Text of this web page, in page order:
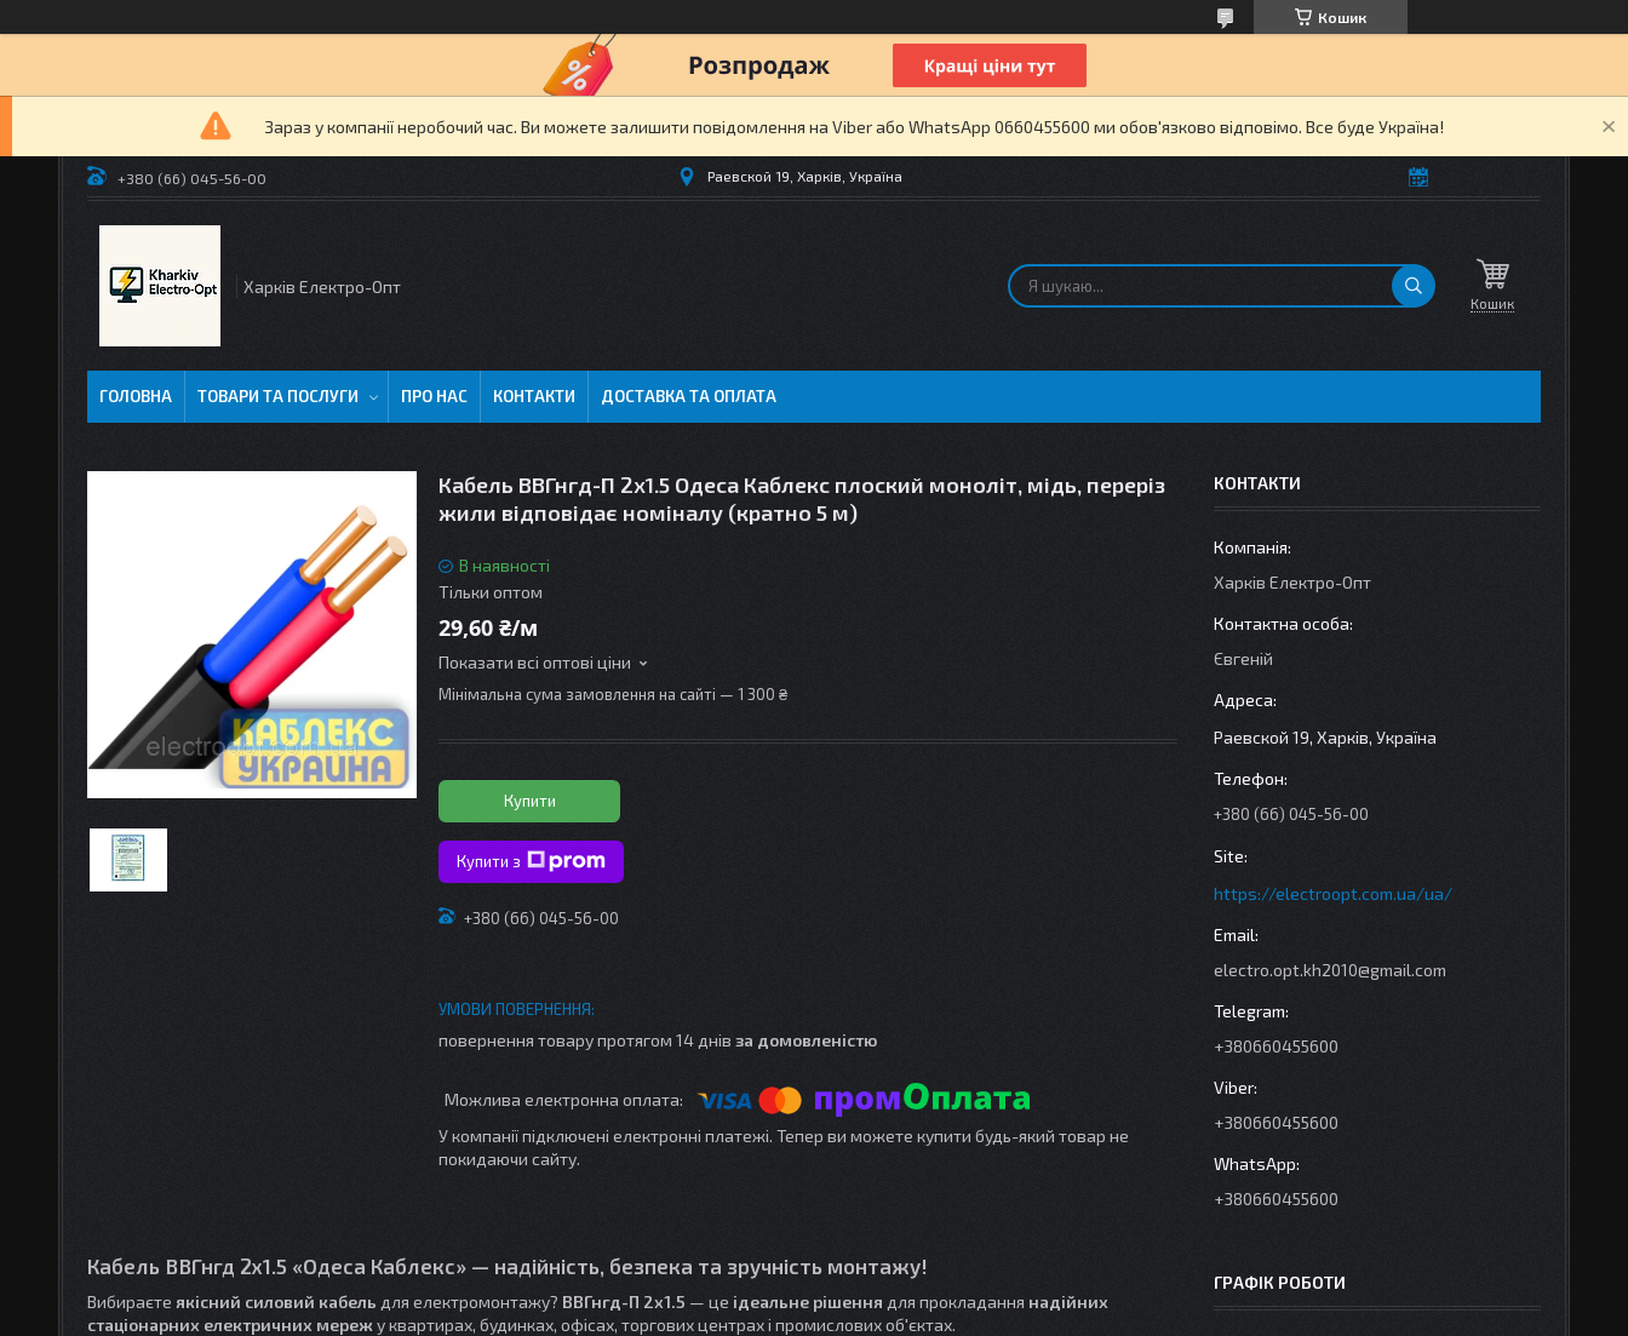
Кошик
Зараз у компанії неробочий час. Ви можете залишити повідомлення на Viber або WhatsApp 0660455600 ми обов'язково відповімо. Все буде Україна!
+380 (66) 045-56-00 Раевской 19, Харків, Україна
Харків Електро-Опт
Кошик
ГОЛОВНА ТОВАРИ ТА ПОСЛУГИ ПРО НАС КОНТАКТИ ДОСТАВКА ТА ОПЛАТА
Кабель ВВГнгд-П 2x1.5 Одеса Каблекс плоский моноліт, мідь, переріз
жили відповідає номіналу (кратно 5 м)
В наявності
Тільки оптом
29,60 ₴/м
Показати всі оптові ціни
Мінімальна сума замовлення на сайті — 1 300 ₴
Купити
Купити з
+380 (66) 045-56-00
повернення товару протягом 14 днів за домовленістю
У компанії підключені електронні платежі. Тепер ви можете купити будь-який товар не
покидаючи сайту.
Кабель ВВГнгд 2x1.5 «Одеса Каблекс» — надійність, безпека та зручність монтажу!
Вибираєте якісний силовий кабель для електромонтажу? ВВГнгд-П 2x1.5 — це ідеальне рішення для прокладання надійних
стаціонарних електричних мереж у квартирах, будинках, офісах, торгових центрах і промислових об'єктах.
КОНТАКТИ
Харків Електро-Опт
Євгеній
Раевской 19, Харків, Україна
+380 (66) 045-56-00
https://electroopt.com.ua/ua/
electro.opt.kh2010@gmail.com
+380660455600
+380660455600
+380660455600
ГРАФІК РОБОТИ